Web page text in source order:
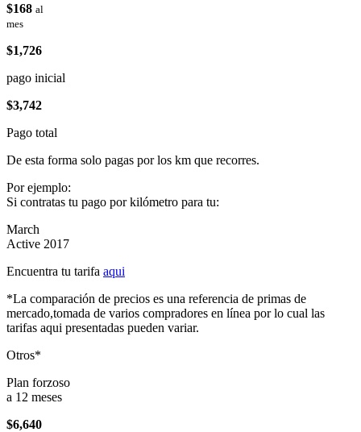
$168 al
mes
$1,726
pago inicial
$3,742
Pago total
De esta forma solo pagas por los km que recorres.
Por ejemplo:
Si contratas tu pago por kilómetro para tu:
March
Active 2017
Encuentra tu tarifa aqui
*La comparación de precios es una referencia de primas de
mercado,tomada de varios compradores en línea por lo cual las
tarifas aqui presentadas pueden variar.
Otros*
Plan forzoso
a 12 meses
$6,640